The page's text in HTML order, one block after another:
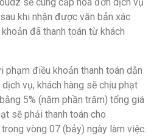
khi nhận được văn bản xác
đã thanh toán từ khách
phạm điều khoản thanh toán dẫn
vụ, khách hàng sẽ chịu phạt
5% (năm phần trăm) tổng giá
sẽ phải thanh toán cho
vòng 07 (bảy) ngày làm việc.